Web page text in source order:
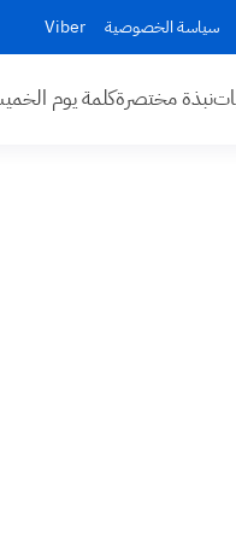
سياسة الخصوصية Viber
نبذة مختصرةكلمة يوم